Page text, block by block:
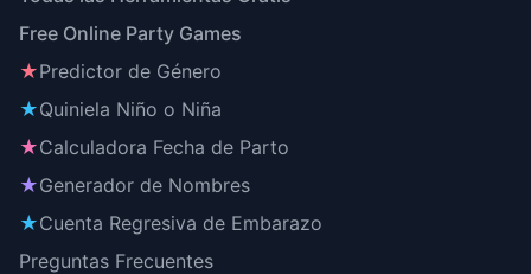
Free Online Party Games
★Predictor de Género
★Quiniela Niño o Niña
★Calculadora Fecha de Parto
★Generador de Nombres
★Cuenta Regresiva de Embarazo
Preguntas Frecuentes